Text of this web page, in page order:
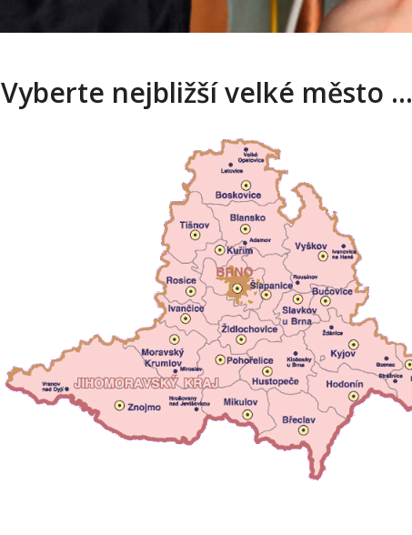
Vyberte nejbližší velké město …